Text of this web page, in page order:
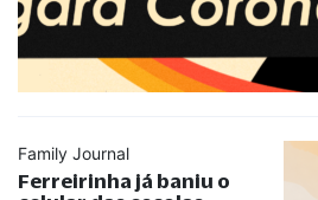
Family Journal
Ferreirinha já baniu o